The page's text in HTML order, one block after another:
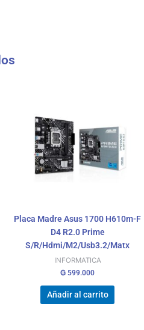
Placa Madre Asus 1700 H610m-F
D4 R2.0 Prime
S/R/Hdmi/M2/Usb3.2/Matx
INFORMATICA
₲ 599.000
Añadir al carrito